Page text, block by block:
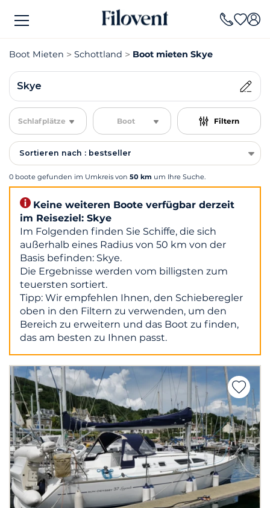
Boot Mieten Schottland Boot mieten Skye
Skye
Schlafplätze Boot Filtern
Sortieren nach : bestseller
0 boote gefunden im Umkreis von 50 km um Ihre Suche.
Keine weiteren Boote verfügbar derzeit
im Reiseziel: Skye
Im Folgenden finden Sie Schiffe, die sich
außerhalb eines Radius von 50 km von der
Basis befinden: Skye.
Die Ergebnisse werden vom billigsten zum
teuersten sortiert.
Tipp: Wir empfehlen Ihnen, den Schieberegler
oben in den Filtern zu verwenden, um den
Bereich zu erweitern und das Boot zu finden,
das am besten zu Ihnen passt.